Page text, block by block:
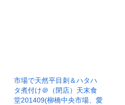
市場で天然平目刺＆ハタハ
タ煮付け＠（閉店）天末食
堂201409(柳橋中央市場、愛